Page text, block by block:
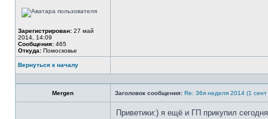
в
Зарегистрирован: 27 май
2014, 14:09
Сообщения: 465
Откуда: Помосковье
Вернуться к началу
Профиль
Mergen Заголовок сообщения: Re: 36я неделя 2014 (1 сент
Приветики:) я ещё и ГП прикупил сегодня